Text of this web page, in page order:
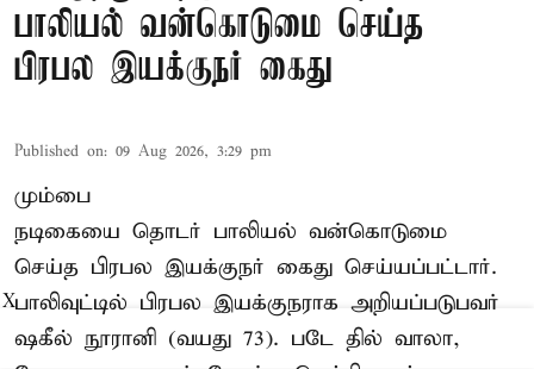
பாலியல் வன்கொடுமை செய்த
பிரபல இயக்குநர் கைது
Published on: 09 Aug 2026, 3:29 pm
மும்பை
நடிகையை தொடர் பாலியல் வன்கொடுமை
செய்த பிரபல இயக்குநர் கைது செய்யப்பட்டார்.
பாலிவுட்டில் பிரபல இயக்குநராக அறியப்படுபவர்
ஷகீல் நூரானி (வயது 73). படே தில் வாலா,
X